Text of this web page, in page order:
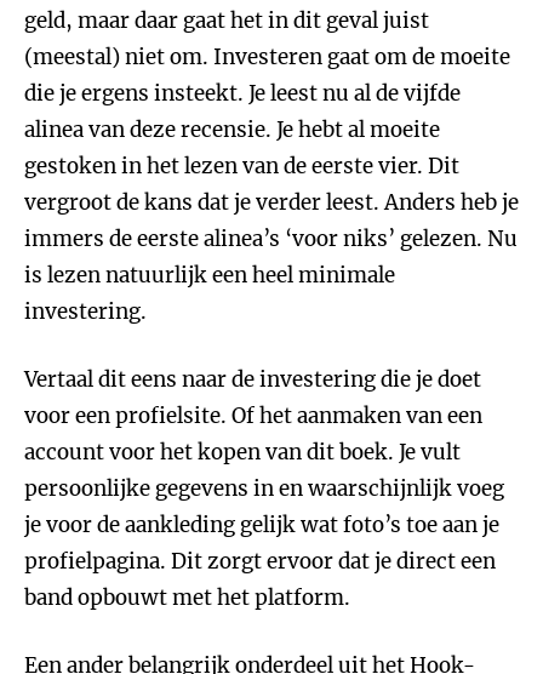
geld, maar daar gaat het in dit geval juist
(meestal) niet om. Investeren gaat om de moeite
die je ergens insteekt. Je leest nu al de vijfde
alinea van deze recensie. Je hebt al moeite
gestoken in het lezen van de eerste vier. Dit
vergroot de kans dat je verder leest. Anders heb je
immers de eerste alinea’s ‘voor niks’ gelezen. Nu
is lezen natuurlijk een heel minimale
investering.
Vertaal dit eens naar de investering die je doet
voor een profielsite. Of het aanmaken van een
account voor het kopen van dit boek. Je vult
persoonlijke gegevens in en waarschijnlijk voeg
je voor de aankleding gelijk wat foto’s toe aan je
profielpagina. Dit zorgt ervoor dat je direct een
band opbouwt met het platform.
Een ander belangrijk onderdeel uit het Hook-